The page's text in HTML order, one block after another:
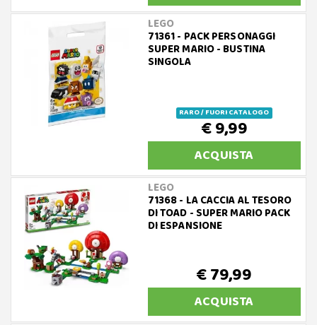
LEGO
71361 - PACK PERSONAGGI
SUPER MARIO - BUSTINA
SINGOLA
RARO / FUORI CATALOGO
€ 9,99
ACQUISTA
LEGO
71368 - LA CACCIA AL TESORO
DI TOAD - SUPER MARIO PACK
DI ESPANSIONE
€ 79,99
ACQUISTA